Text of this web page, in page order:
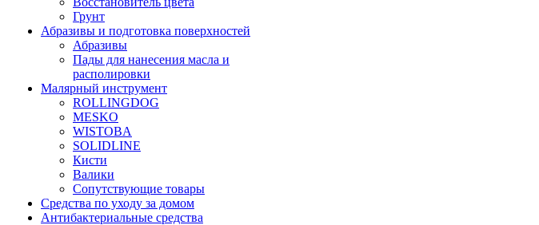
Грунт
Абразивы и подготовка поверхностей
Абразивы
Пады для нанесения масла и
располировки
Малярный инструмент
ROLLINGDOG
MESKO
WISTOBA
SOLIDLINE
Кисти
Валики
Сопутствующие товары
Средства по уходу за домом
Антибактериальные средства